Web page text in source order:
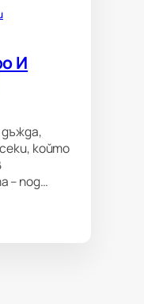
И
който
– под…